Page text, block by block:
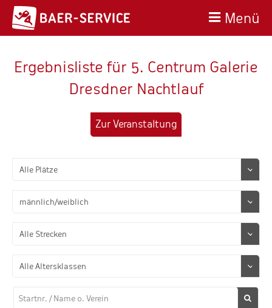
Menü
Ergebnisliste für 5. Centrum Galerie
Dresdner Nachtlauf
Zur Veranstaltung